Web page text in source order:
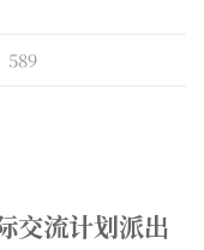
589
交流计划派出